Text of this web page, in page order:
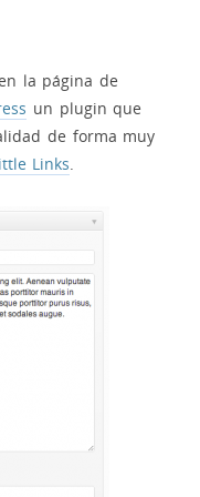
la página de
un plugin que
de forma muy
Links